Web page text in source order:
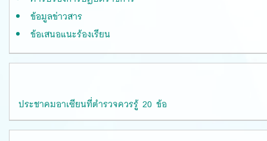
ข้อมูลข่าวสาร
ข้อเสนอแนะร้องเรียน
ประชาคมอาเซียนที่ตำรวจควรรู้ 20 ข้อ